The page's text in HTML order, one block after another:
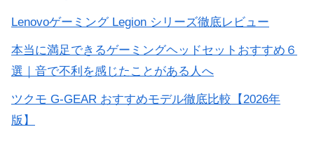
Lenovoゲーミング Legion シリーズ徹底レビュー
本当に満足できるゲーミングヘッドセットおすすめ６
選｜音で不利を感じたことがある人へ
ツクモ G-GEAR おすすめモデル徹底比較【2026年
版】